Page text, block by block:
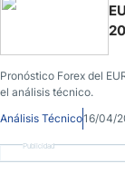
Pronóstico Forex del
el análisis técnico.
Análisis Técnico16/04/
Publicidad